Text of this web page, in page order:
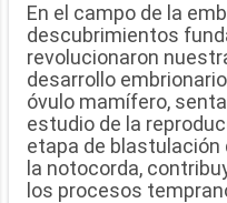
En el campo de la
descubrimientos
revolucionaron
desarrollo
óvulo mamífero,
estudio de la
etapa de blastulación
la notocorda,
los procesos